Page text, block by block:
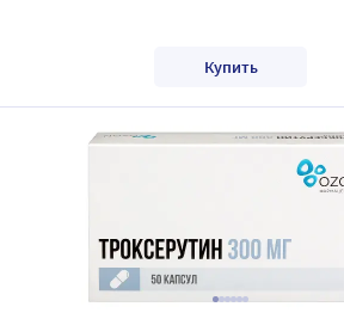
Купить